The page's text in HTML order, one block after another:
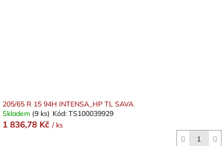
205/65 R 15 94H INTENSA_HP TL SAVA
Skladem (9 ks) Kód: TS100039929
1 836,78 Kč / ks